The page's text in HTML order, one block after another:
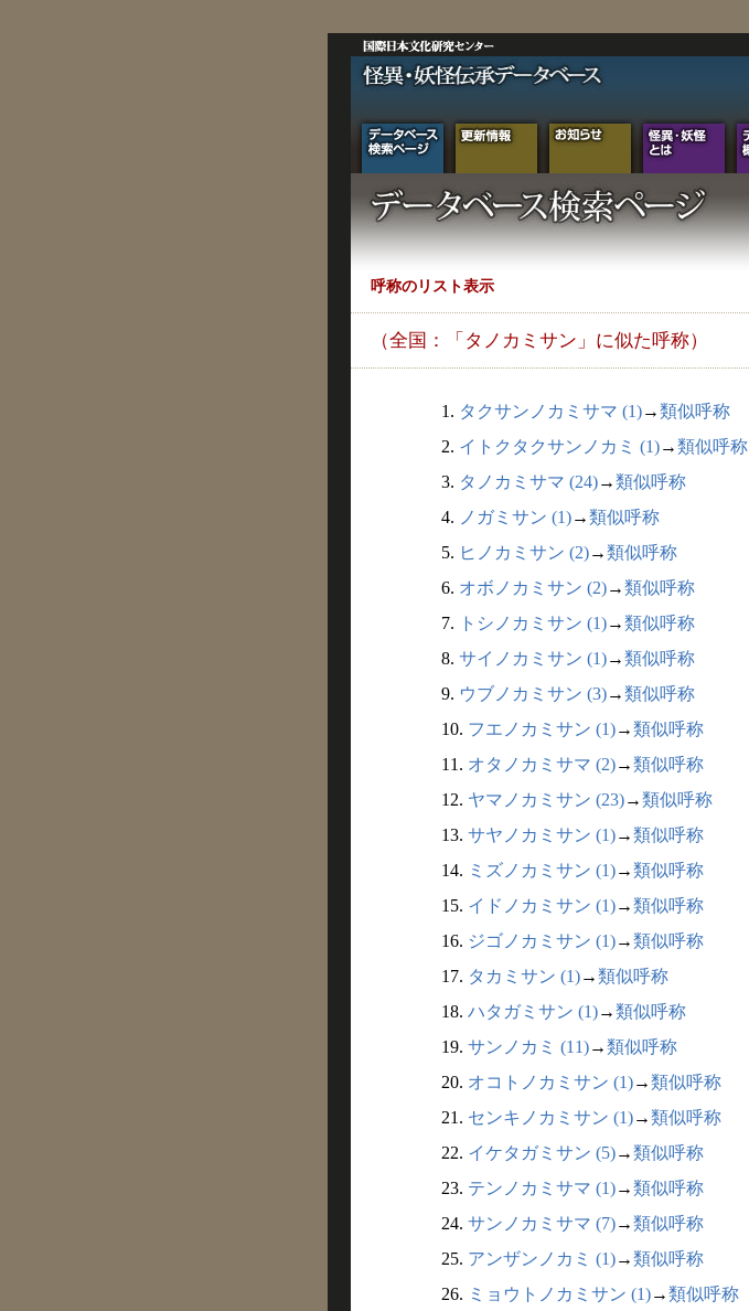
呼称のリスト表示
（全国：「タノカミサン」に似た呼称）
1. タクサンノカミサマ (1)→類似呼称
2. イトクタクサンノカミ (1)→類似呼称
3. タノカミサマ (24)→類似呼称
4. ノガミサン (1)→類似呼称
5. ヒノカミサン (2)→類似呼称
6. オボノカミサン (2)→類似呼称
7.
トシノカミサン (1)→類似呼称
8. サイノカミサン (1)→類似呼称
9. ウブノカミサン (3)→類似呼称
10. フエノカミサン (1)→類似呼称
11. オタノカミサマ (2)→類似呼称
12. ヤマノカミサン (23)→類似呼称
13. サヤノカミサン (1)→類似呼称
14. ミズノカミサン (1)→類似呼称
15. イドノカミサン (1)→類似呼称
16. ジゴノカミサン (1)→類似呼称
17. タカミサン (1)→類似呼称
18. ハタガミサン (1)→類似呼称
19. サンノカミ (11)→類似呼称
20. オコトノカミサン (1)→類似呼称
21. センキノカミサン (1)→類似呼称
22. イケタガミサン (5)→類似呼称
23. テンノカミサマ (1)→類似呼称
24. サンノカミサマ (7)→類似呼称
25. アンザンノカミ (1)→類似呼称
26. ミョウトノカミサン (1)→類似呼称